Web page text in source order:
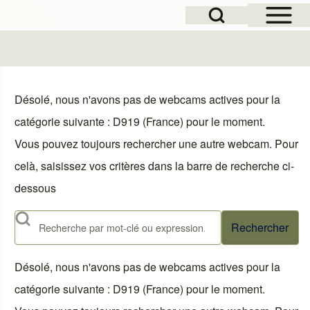
Open Sidebar
Open Search Block
Désolé, nous n'avons pas de webcams actives pour la
catégorie suivante : D919 (France) pour le moment.
Vous pouvez toujours rechercher une autre webcam. Pour
celà, saisissez vos critères dans la barre de recherche ci-
dessous
Rechercher
Désolé, nous n'avons pas de webcams actives pour la
catégorie suivante : D919 (France) pour le moment.